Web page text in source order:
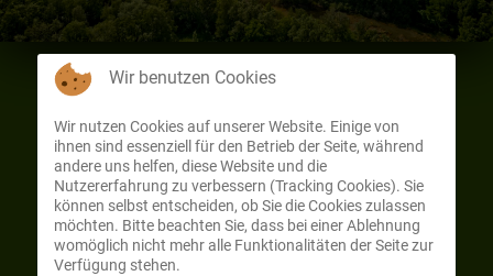
Erlebe die Kinder- und Jugendwelt am
Unisee in Bremen
Wir benutzen Cookies
Wir nutzen Cookies auf unserer Website. Einige von
ihnen sind essenziell für den Betrieb der Seite, während
andere uns helfen, diese Website und die
Nutzererfahrung zu verbessern (Tracking Cookies). Sie
können selbst entscheiden, ob Sie die Cookies zulassen
möchten. Bitte beachten Sie, dass bei einer Ablehnung
womöglich nicht mehr alle Funktionalitäten der Seite zur
Verfügung stehen.